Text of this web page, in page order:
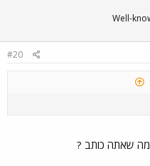
Well-
#20
שאתה כותב ?